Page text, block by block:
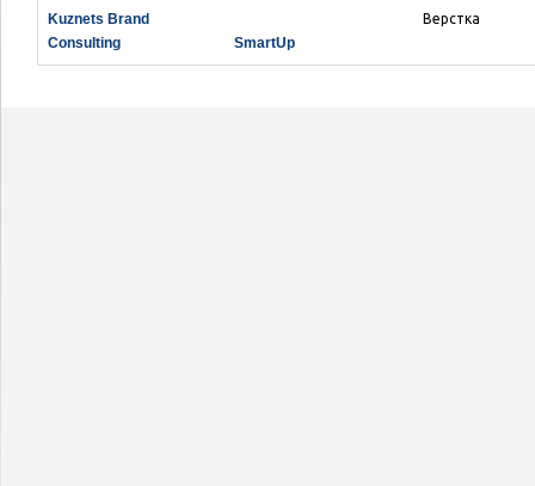
Kuznets Brand
Consulting
SmartUp
Верстка